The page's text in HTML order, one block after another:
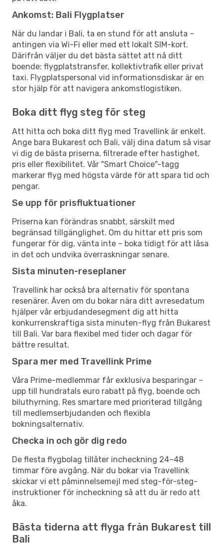
Ankomst: Bali Flygplatser
När du landar i Bali, ta en stund för att ansluta –
antingen via Wi-Fi eller med ett lokalt SIM-kort.
Därifrån väljer du det bästa sättet att nå ditt
boende: flygplatstransfer, kollektivtrafik eller privat
taxi. Flygplatspersonal vid informationsdiskar är en
stor hjälp för att navigera ankomstlogistiken.
Boka ditt flyg steg för steg
Att hitta och boka ditt flyg med Travellink är enkelt.
Ange bara Bukarest och Bali, välj dina datum så visar
vi dig de bästa priserna, filtrerade efter hastighet,
pris eller flexibilitet. Vår "Smart Choice"-tagg
markerar flyg med högsta värde för att spara tid och
pengar.
Se upp för prisfluktuationer
Priserna kan förändras snabbt, särskilt med
begränsad tillgänglighet. Om du hittar ett pris som
fungerar för dig, vänta inte – boka tidigt för att låsa
in det och undvika överraskningar senare.
Sista minuten-reseplaner
Travellink har också bra alternativ för spontana
resenärer. Även om du bokar nära ditt avresedatum
hjälper vår erbjudandesegment dig att hitta
konkurrenskraftiga sista minuten-flyg från Bukarest
till Bali. Var bara flexibel med tider och dagar för
bättre resultat.
Spara mer med Travellink Prime
Våra Prime-medlemmar får exklusiva besparingar –
upp till hundratals euro rabatt på flyg, boende och
biluthyrning. Res smartare med prioriterad tillgång
till medlemserbjudanden och flexibla
bokningsalternativ.
Checka in och gör dig redo
De flesta flygbolag tillåter incheckning 24–48
timmar före avgång. När du bokar via Travellink
skickar vi ett påminnelsemejl med steg-för-steg-
instruktioner för incheckning så att du är redo att
åka.
Bästa tiderna att flyga från Bukarest till
Bali